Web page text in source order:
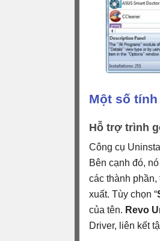
Một số
Hỗ trợ trình
Công cụ
Bên cạnh đó,
các thành
xuất. Tùy chọn “
của tên. Revo
Driver, liên kết